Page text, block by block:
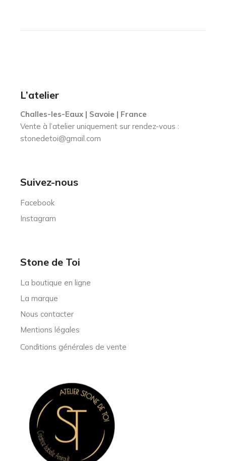
L’atelier
Challes-les-Eaux | Savoie | France
Vente à l’atelier uniquement sur rendez-vous :
stonedetoi@gmail.com
Suivez-nous
Facebook
Instagram
Stone de Toi
La boutique en ligne
La marque
Nous contacter
Mentions légales
Conditions générales de vente